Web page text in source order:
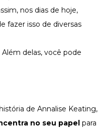
nos dias de hoje,
fazer isso de diversas
delas, você pode
de Annalise Keating,
no seu papel para